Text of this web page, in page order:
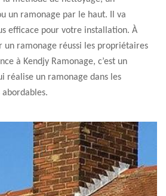
un ramonage par le haut. Il va
efficace pour votre installation. À
un ramonage réussi les propriétaires
à Kendjy Ramonage, c’est un
réalise un ramonage dans les